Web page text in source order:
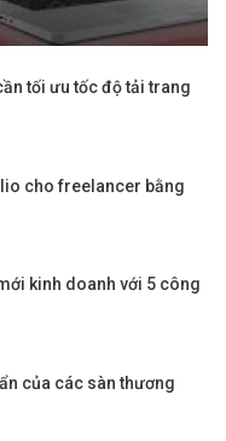
tối ưu tốc độ tải trang
cho freelancer bằng
kinh doanh với 5 công
của các sàn thương